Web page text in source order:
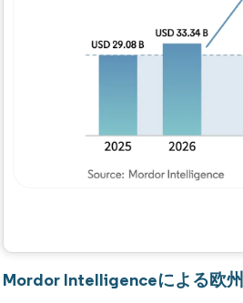
画像
Mordor Intelligenceによる欧